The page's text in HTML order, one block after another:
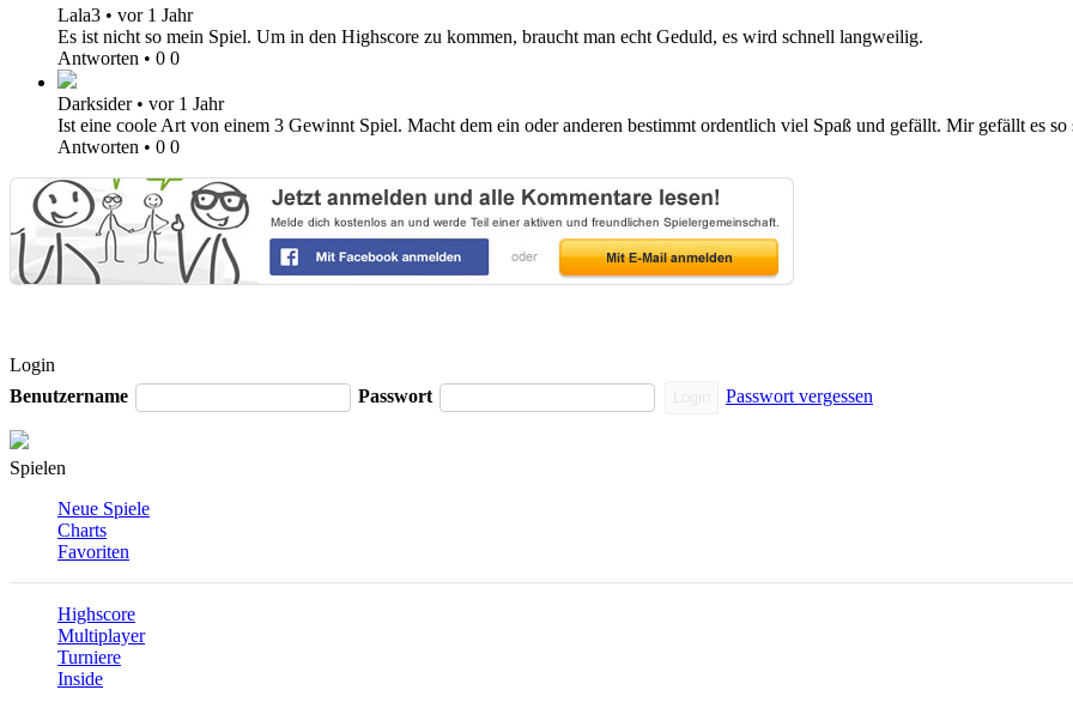
Lala3 • vor 1 Jahr
Es ist nicht so mein Spiel. Um in den Highscore zu kommen, braucht man echt Geduld, es wird schnell langweilig.
Antworten • 0 0
Darksider • vor 1 Jahr
Ist eine coole Art von einem 3 Gewinnt Spiel. Macht dem ein oder anderen bestimmt ordentlich viel Spaß und gefällt. Mir gefällt es so
Antworten • 0 0
Login
Benutzername
Passwort Passwort vergessen
Spielen
Neue Spiele
Charts
Favoriten
Highscore
Multiplayer
Turniere
Inside